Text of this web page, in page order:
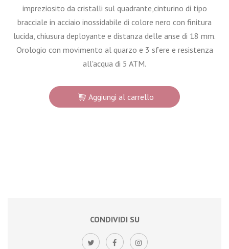
impreziosito da cristalli sul quadrante,cinturino di tipo
bracciale in acciaio inossidabile di colore nero con finitura
lucida, chiusura deployante e distanza delle anse di 18 mm.
Orologio con movimento al quarzo e 3 sfere e resistenza
all'acqua di 5 ATM.
Aggiungi al carrello
CONDIVIDI SU